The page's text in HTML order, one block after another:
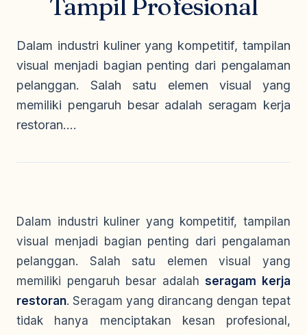
Seragam Cleaning Service
Kaos Safety
OlahragaTampil Profesional
Dalam industri kuliner yang kompetitif, tampilan
visual menjadi bagian penting dari pengalaman
pelanggan. Salah satu elemen visual yang
memiliki pengaruh besar adalah seragam kerja
restoran....
Dalam industri kuliner yang kompetitif, tampilan
visual menjadi bagian penting dari pengalaman
pelanggan. Salah satu elemen visual yang
memiliki pengaruh besar adalahseragam kerja
restoran. Seragam yang dirancang dengan tepat
tidak hanya menciptakan kesan profesional,